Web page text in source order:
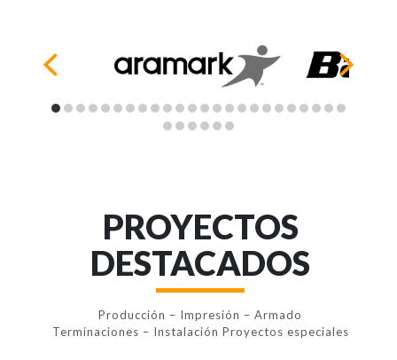
PROYECTOS
DESTACADOS
Producción – Impresión – Armado
Terminaciones – Instalación Proyectos especiales